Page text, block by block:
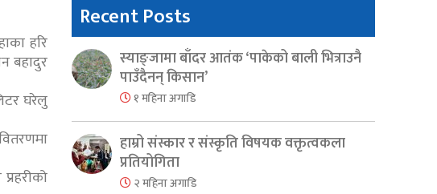
हरि
बहादुर
घरेलु
Recent Posts
स्याङ्जामा बाँदर आतंक ‘पाकेको बाली भित्राउनै
पाउँदैनन् किसान’
१ महिना अगाडि
हाम्रो संस्कार र संस्कृति विषयक वक्तृत्वकला
प्रतियोगिता
२ महिना अगाडि